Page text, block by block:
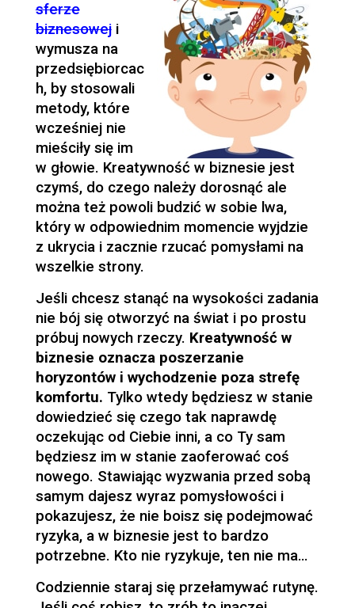
sferze
biznesoweji
wymusza na
przedsiębiorcac
h, by stosowali
metody, które
wcześniej nie
mieściły się im
w głowie. Kreatywność w biznesie jest
czymś, do czego należy dorosnąć ale
można też powoli budzić w sobie lwa,
który w odpowiednim momencie wyjdzie
z ukrycia i zacznie rzucać pomysłami na
wszelkie strony.
Jeśli chcesz stanąć na wysokości zadania
nie bój się otworzyć na świat i po prostu
próbuj nowych rzeczy. Kreatywność w
biznesie oznacza poszerzanie
horyzontów i wychodzenie poza strefę
komfortu. Tylko wtedy będziesz w stanie
dowiedzieć się czego tak naprawdę
oczekując od Ciebie inni, a co Ty sam
będziesz im w stanie zaoferować coś
nowego. Stawiając wyzwania przed sobą
samym dajesz wyraz pomysłowości i
pokazujesz, że nie boisz się podejmować
ryzyka, a w biznesie jest to bardzo
potrzebne. Kto nie ryzykuje, ten nie ma…
Codziennie staraj się przełamywać rutynę.